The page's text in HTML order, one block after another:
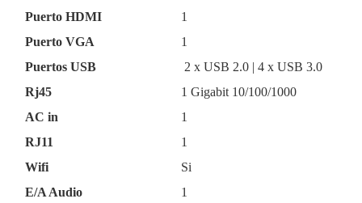
Puerto HDMI
1
Puerto VGA
1
Puertos USB
2 x USB 2.0 | 4 x USB 3.0
Rj45
1 Gigabit 10/100/1000
AC in
1
RJ11
1
Wifi
Si
E/A Audio
1